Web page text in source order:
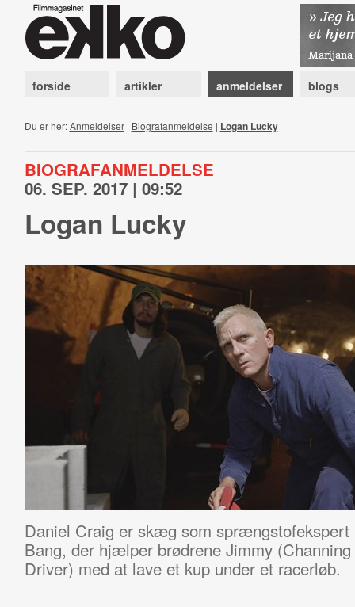
forside artikler anmeldelser blogs
Du er her:Anmeldelser| Biografanmeldelse | Logan Lucky
BIOGRAFANMELDELSE
06. SEP. 2017 | 09:52
Logan Lucky
Daniel Craig er skæg som sprængstofekspert
Bang, der hjælper brødrene Jimmy
Driver) med at lave et kup under et racerløb.